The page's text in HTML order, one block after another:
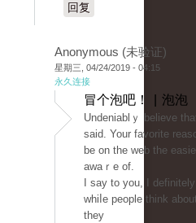
回复
Anonymous (未验证)
星期三, 04/24/2019 - 04:15
永久连接
冒个泡吧！ | 泡泡
Undeniablｙ believe
said. Your favorite
be on the web the
awaｒe of.
I say to you, I
whiⅼe people tһink
they